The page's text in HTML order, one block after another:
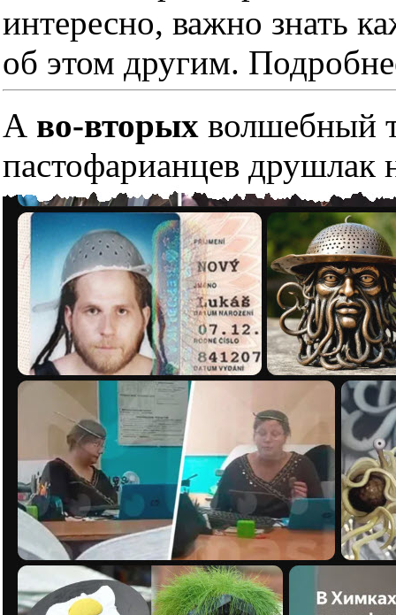
интересно, важно знать
об этом другим.
А во-вторых волшебный
пастофарианцев друшлак